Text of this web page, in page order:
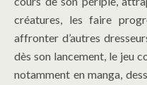
créatures, les faire
affronter d’autres
dès son lancement, le jeu
notamment en manga,